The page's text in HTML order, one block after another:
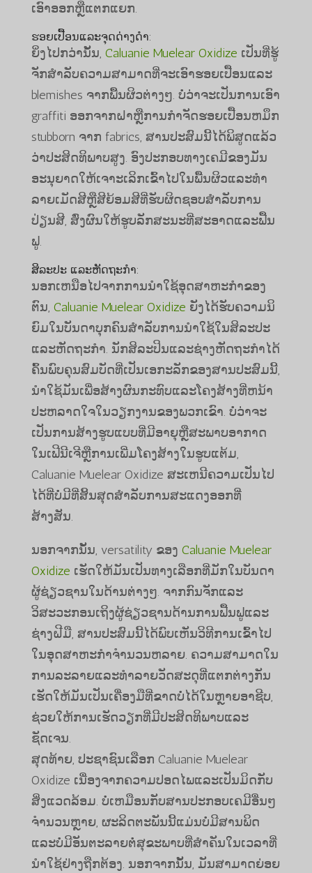
ເອົາອອກຫຼືແຕກແຍກ.
ຮອຍ​ເປື້ອນ​ແລະ​ຈຸດ​ດ່າງ​ດໍາ​:
ຍິ່ງໄປກວ່ານັ້ນ, Caluanie Muelear Oxidize ເປັນທີ່ຮູ້
ຈັກສໍາລັບຄວາມສາມາດທີ່ຈະເອົາຮອຍເປື້ອນແລະ
blemishes ຈາກພື້ນຜິວຕ່າງໆ. ບໍ່ວ່າຈະເປັນການເອົາ
graffiti ອອກຈາກຝາຫຼືການກໍາຈັດຮອຍເປື້ອນຫມຶກ
stubborn ຈາກ fabrics, ສານປະສົມນີ້ໄດ້ພິສູດແລ້ວ
ວ່າປະສິດທິພາບສູງ. ອົງປະກອບທາງເຄມີຂອງມັນ
ອະນຸຍາດໃຫ້ເຈາະເລິກເຂົ້າໄປໃນພື້ນຜິວແລະທໍາ
ລາຍເມັດສີຫຼືສີຍ້ອມສີທີ່ຮັບຜິດຊອບສໍາລັບການ
ປ່ຽນສີ, ສົ່ງຜົນໃຫ້ຮູບລັກສະນະທີ່ສະອາດແລະຟື້ນ
ຟູ.
ສິລະປະ ແລະຫັດຖະກຳ:
ນອກເຫນືອໄປຈາກການນໍາໃຊ້ອຸດສາຫະກໍາຂອງ
ຕົນ, Caluanie Muelear Oxidize ຍັງ​ໄດ້​ຮັບ​ຄວາມ​ນິ​
ຍົມ​ໃນ​ບັນ​ດາ​ບຸກ​ຄົນ​ສໍາ​ລັບ​ການ​ນໍາ​ໃຊ້​ໃນ​ສິ​ລະ​ປະ​
ແລະ​ຫັດ​ຖະ​ກໍາ​. ນັກສິລະປິນແລະຊ່າງຫັດຖະກໍາໄດ້
ຄົ້ນພົບຄຸນສົມບັດທີ່ເປັນເອກະລັກຂອງສານປະສົມນີ້,
ນໍາໃຊ້ມັນເພື່ອສ້າງຜົນກະທົບແລະໂຄງສ້າງທີ່ຫນ້າ
ປະຫລາດໃຈໃນວຽກງານຂອງພວກເຂົາ. ບໍ່ວ່າຈະ
ເປັນການສ້າງຮູບແບບທີ່ມີອາຍຸຫຼືສະພາບອາກາດ
ໃນເຟີນີເຈີຫຼືການເພີ່ມໂຄງສ້າງໃນຮູບແຕ້ມ,
Caluanie Muelear Oxidize ສະເຫນີຄວາມເປັນໄປ
ໄດ້ທີ່ບໍ່ມີທີ່ສິ້ນສຸດສໍາລັບການສະແດງອອກທີ່
ສ້າງສັນ.
ນອກຈາກນັ້ນ, versatility ຂອງ Caluanie Muelear
Oxidize ເຮັດໃຫ້ມັນເປັນທາງເລືອກທີ່ມັກໃນບັນດາ
ຜູ້ຊ່ຽວຊານໃນດ້ານຕ່າງໆ. ຈາກກົນຈັກແລະ
ວິສະວະກອນເຖິງຜູ້ຊ່ຽວຊານດ້ານການຟື້ນຟູແລະ
ຊ່າງຝີມື, ສານປະສົມນີ້ໄດ້ພົບເຫັນວິທີການເຂົ້າໄປ
ໃນອຸດສາຫະກໍາຈໍານວນຫລາຍ. ຄວາມສາມາດໃນ
ການລະລາຍແລະທໍາລາຍວັດສະດຸທີ່ແຕກຕ່າງກັນ
ເຮັດໃຫ້ມັນເປັນເຄື່ອງມືທີ່ຂາດບໍ່ໄດ້ໃນຫຼາຍອາຊີບ,
ຊ່ວຍໃຫ້ການເຮັດວຽກທີ່ມີປະສິດທິພາບແລະ
ຊັດເຈນ.
ສຸດທ້າຍ, ປະຊາຊົນເລືອກ Caluanie Muelear
Oxidize ເນື່ອງຈາກຄວາມປອດໄພແລະເປັນມິດກັບ
ສິ່ງແວດລ້ອມ. ບໍ່ເຫມືອນກັບສານປະກອບເຄມີອື່ນໆ
ຈໍານວນຫຼາຍ, ຜະລິດຕະພັນນີ້ແມ່ນບໍ່ມີສານພິດ
ແລະບໍ່ມີອັນຕະລາຍຕໍ່ສຸຂະພາບທີ່ສໍາຄັນໃນເວລາທີ່
ນໍາໃຊ້ຢ່າງຖືກຕ້ອງ. ນອກຈາກນັ້ນ, ມັນສາມາດຍ່ອຍ